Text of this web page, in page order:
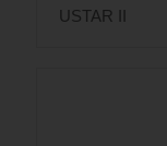
USTAR II